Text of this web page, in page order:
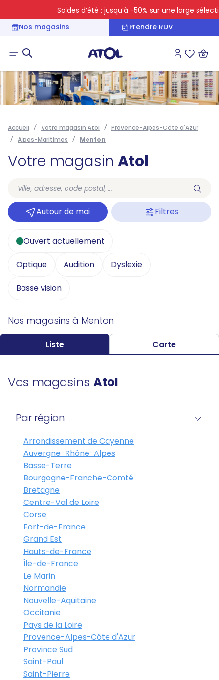
Soldes d’été : jusqu’à -50% sur une large sélection
Nos magasins
Prendre RDV
Connexion
Accueil Votre magasin Atol
Provence-Alpes-Côte d'Azur
Alpes-Maritimes
Menton
Votre magasin Atol
Autour de moi Filtres
Ouvert actuellement
Optique Audition Dyslexie
Basse vision
Nos magasins à Menton
Liste Carte
Vos magasins Atol
Par région
Arrondissement de Cayenne
Auvergne-Rhône-Alpes
Basse-Terre
Bourgogne-Franche-Comté
Bretagne
Centre-Val de Loire
Corse
Fort-de-France
Grand Est
Hauts-de-France
Île-de-France
Le Marin
Normandie
Nouvelle-Aquitaine
Occitanie
Pays de la Loire
Provence-Alpes-Côte d'Azur
Province Sud
Saint-Paul
Saint-Pierre